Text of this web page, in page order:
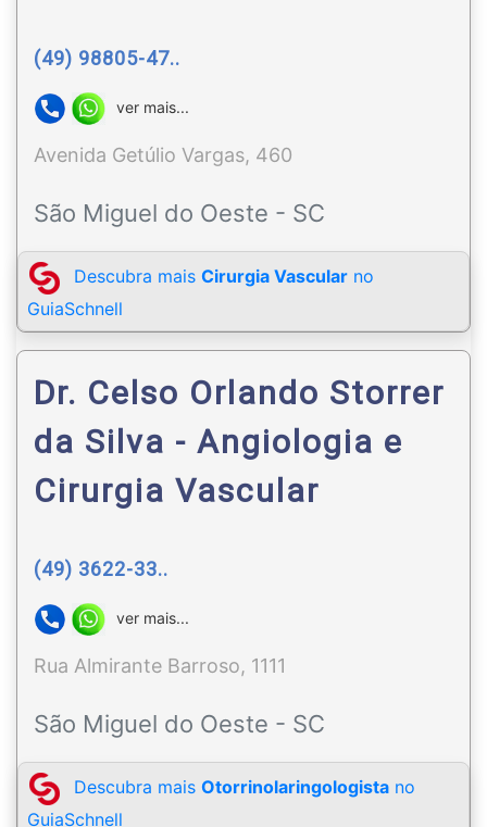
(49) 98805-47..
ver mais...
Avenida Getúlio Vargas, 460
São Miguel do Oeste - SC
Descubra mais Cirurgia Vascular no
GuiaSchnell
Dr. Celso Orlando Storrer
da Silva - Angiologia e
Cirurgia Vascular
(49) 3622-33..
ver mais...
Rua Almirante Barroso, 1111
São Miguel do Oeste - SC
Descubra mais Otorrinolaringologista no
GuiaSchnell